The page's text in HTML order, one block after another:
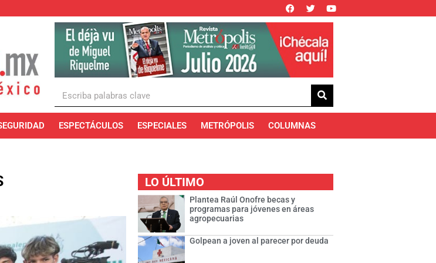
ESPECTÁCULOS ESPECIALES METRÓPOLIS COLUMNAS
LO ÚLTIMO
Plantea Raúl Onofre becas y
programas para jóvenes en áreas
agropecuarias
Golpean a joven al parecer por deuda